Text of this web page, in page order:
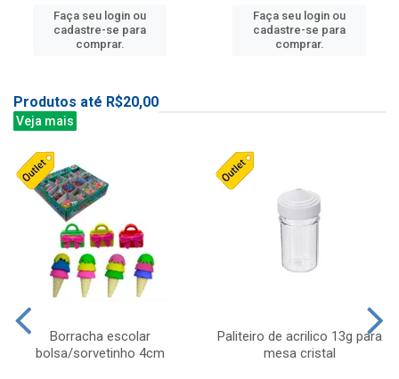
Faça seu login ou
cadastre-se para
comprar.
Faça seu login ou
cadastre-se para
comprar.
Produtos até R$20,00
Veja mais
Borracha escolar
bolsa/sorvetinho 4cm
Paliteiro de acrilico 13g para
mesa cristal